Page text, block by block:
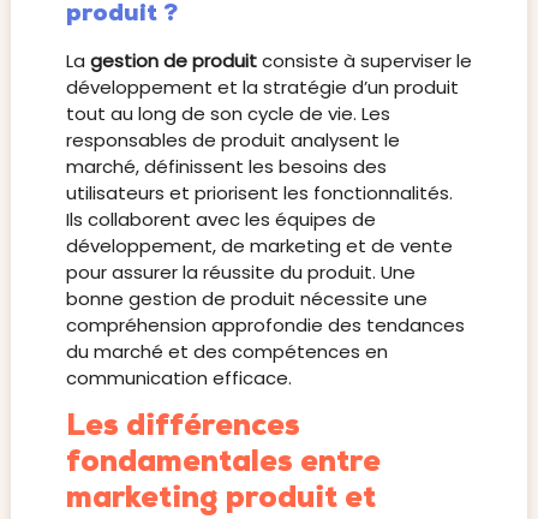
produit ?
La gestion de produitconsiste à superviser le
développement et la stratégie d’un produit
tout au long de son cycle de vie. Les
responsables de produit analysent le
marché, définissent les besoins des
utilisateurs et priorisent les fonctionnalités.
Ils collaborent avec les équipes de
développement, de marketing et de vente
pour assurer la réussite du produit. Une
bonne gestion de produit nécessite une
compréhension approfondie des tendances
du marché et des compétences en
communication efficace.
Les différences
fondamentales entre
marketing produit et